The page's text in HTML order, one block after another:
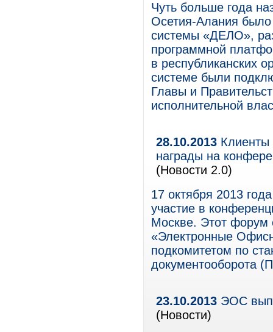
Чуть больше года
Осетия-Алания
системы «ДЕЛО»,
программной
в республиканских
системе были
Главы и
исполнительной
28.10.2013 Клиенты
награды на
(Новости 2.0)
17 октября 2013
участие в
Москве. Этот форум
«Электронные
подкомитетом по
документооборота
23.10.2013 ЭОС
(Новости)